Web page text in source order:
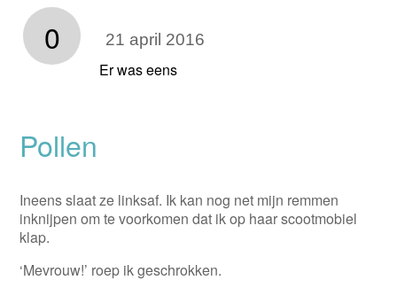
0 21 april 2016
Er was eens
Pollen
Ineens slaat ze linksaf. Ik kan nog net mijn remmen
inknijpen om te voorkomen dat ik op haar scootmobiel
klap.
‘Mevrouw!’ roep ik geschrokken.